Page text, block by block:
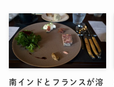
南インドとフランスが溶